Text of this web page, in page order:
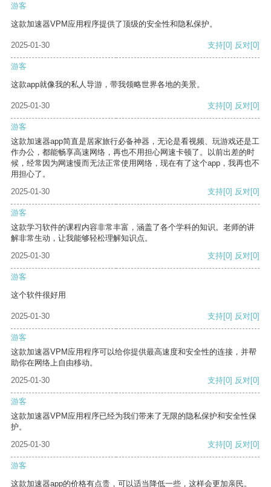
游客
这款加速器VPM应用程序提供了顶级的安全性和隐私保护。
2025-01-30 支持[0] 反对[0]
游客
这款app就像我的私人导游，带我领略世界各地的美景。
2025-01-30 支持[0] 反对[0]
游客
这款加速器app简直是居家旅行必备神器，无论是看视频、玩游戏还是工
作办公，都能畅享高速网络，再也不用担心网速卡顿了。以前出差的时
候，经常因为网速慢而无法正常使用网络，现在有了这个app，我再也不
用担心了。
2025-01-30
支持[0] 反对[0]
游客
这款学习软件的课程内容非常丰富，涵盖了各个学科的知识。老师的讲
解非常生动，让我能够轻松理解知识点。
2025-01-30
支持[0] 反对[0]
游客
这个软件很好用
2025-01-30 支持[0] 反对[0]
游客
这款加速器VPM应用程序可以给你提供最高速度和安全性的连接，并帮
助你在网络上自由移动。
2025-01-30
支持[0] 反对[0]
游客
这款加速器VPM应用程序已经为我们带来了无限的隐私保护和安全性保
护。
2025-01-30
支持[0] 反对[0]
游客
这款加速器app的价格有点贵，可以适当降低一些，这样会更加亲民。